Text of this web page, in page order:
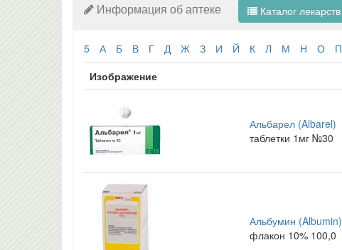
Информация об аптеке Каталог лекарств
5 А Б В Г Д Ж З И Й К Л М Н О П
Изображение
Альбарел (Albarel)
таблетки 1мг №30
Альбумин (Albumin)
флакон 10% 100,0